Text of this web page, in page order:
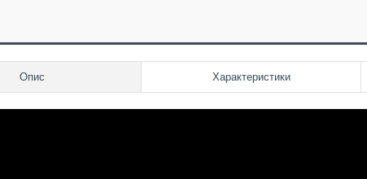
Опис Характеристики